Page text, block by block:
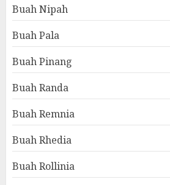
Buah Nipah
Buah Pala
Buah Pinang
Buah Randa
Buah Remnia
Buah Rhedia
Buah Rollinia